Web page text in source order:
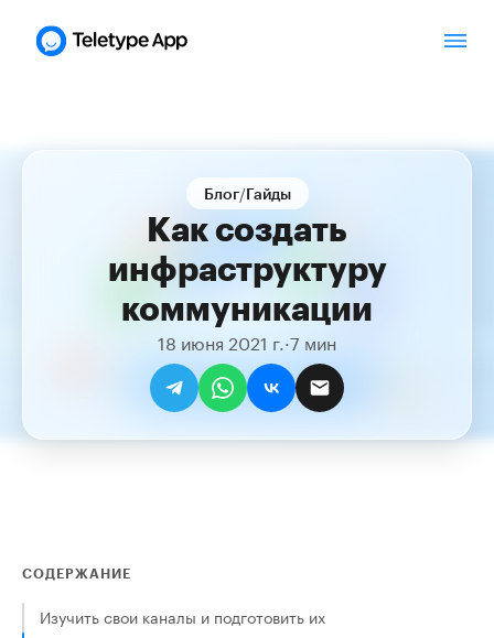
Блог/Гайды
Как создать
инфраструктуру
коммуникации
18 июня 2021 г.·7 мин
СОДЕРЖАНИЕ
Изучить свои каналы и подготовить их